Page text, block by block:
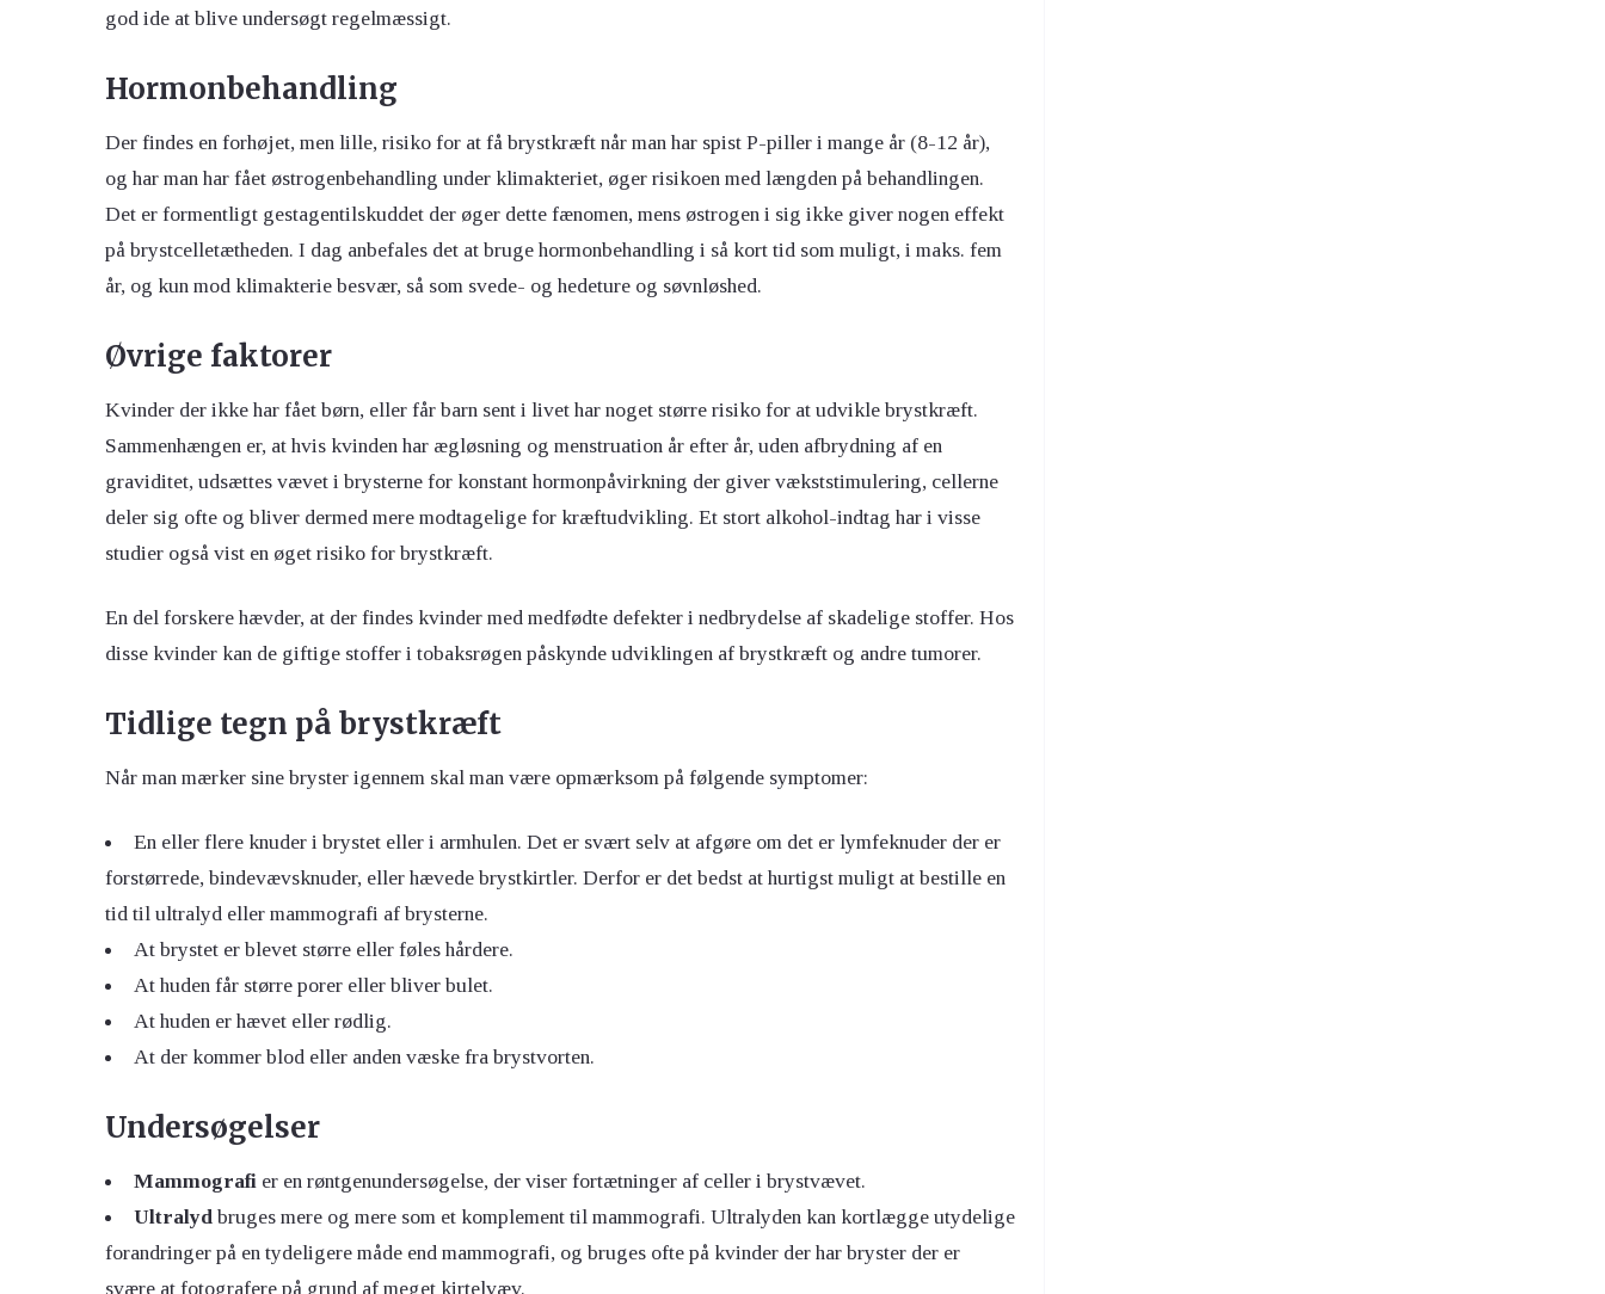
god ide at blive undersøgt regelmæssigt.
Hormonbehandling
Der findes en forhøjet, men lille, risiko for at få brystkræft når man har spist P-piller i mange år (8-12 år),
og har man har fået østrogenbehandling under klimakteriet, øger risikoen med længden på behandlingen.
Det er formentligt gestagentilskuddet der øger dette fænomen, mens østrogen i sig ikke giver nogen effekt
på brystcelletætheden. I dag anbefales det at bruge hormonbehandling i så kort tid som muligt, i maks. fem
år, og kun mod klimakterie besvær, så som svede- og hedeture og søvnløshed.
Øvrige faktorer
Kvinder der ikke har fået børn, eller får barn sent i livet har noget større risiko for at udvikle brystkræft.
Sammenhængen er, at hvis kvinden har ægløsning og menstruation år efter år, uden afbrydning af en
graviditet, udsættes vævet i brysterne for konstant hormonpåvirkning der giver vækststimulering, cellerne
deler sig ofte og bliver dermed mere modtagelige for kræftudvikling. Et stort alkohol-indtag har i visse
studier også vist en øget risiko for brystkræft.
En del forskere hævder, at der findes kvinder med medfødte defekter i nedbrydelse af skadelige stoffer. Hos
disse kvinder kan de giftige stoffer i tobaksrøgen påskynde udviklingen af brystkræft og andre tumorer.
Tidlige tegn på brystkræft
Når man mærker sine bryster igennem skal man være opmærksom på følgende symptomer:
En eller flere knuder i brystet eller i armhulen. Det er svært selv at afgøre om det er lymfeknuder der er
forstørrede, bindevævsknuder, eller hævede brystkirtler. Derfor er det bedst at hurtigst muligt at bestille en
tid til ultralyd eller mammografi af brysterne.
At brystet er blevet større eller føles hårdere.
At huden får større porer eller bliver bulet.
At huden er hævet eller rødlig.
At der kommer blod eller anden væske fra brystvorten.
Undersøgelser
Mammografi er en røntgenundersøgelse, der viser fortætninger af celler i brystvævet.
Ultralyd bruges mere og mere som et komplement til mammografi. Ultralyden kan kortlægge utydelige
forandringer på en tydeligere måde end mammografi, og bruges ofte på kvinder der har bryster der er
svære at fotografere på grund af meget kirtelvæv.